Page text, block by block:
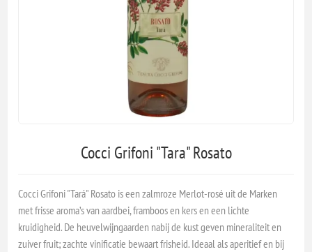
Cocci Grifoni "Tara" Rosato
Cocci Grifoni "Tará" Rosato is een zalmroze Merlot-rosé uit de Marken
met frisse aroma’s van aardbei, framboos en kers en een lichte
kruidigheid. De heuvelwijngaarden nabij de kust geven mineraliteit en
zuiver fruit; zachte vinificatie bewaart frisheid. Ideaal als aperitief en bij